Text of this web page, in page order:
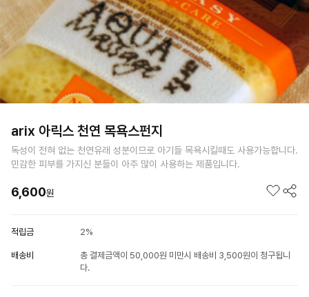
arix 아릭스 천연 목욕스펀지
독성이 전혀 없는 천연유래 성분이므로 아기들 목욕시킬때도 사용가능합니다.
민감한 피부를 가지신 분들이 아주 많이 사용하는 제품입니다.
6,600원
적립금 2%
배송비
총 결제금액이 50,000원 미만시 배송비 3,500원이 청구됩니
다.